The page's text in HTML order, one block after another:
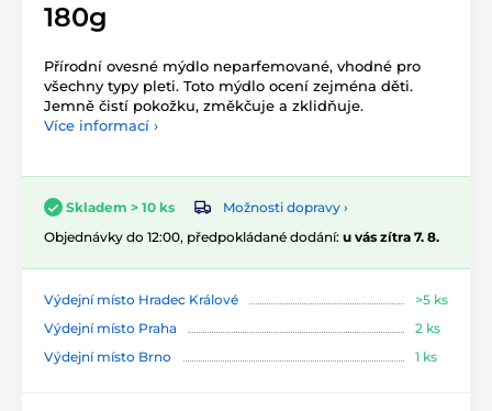
180g
Přírodní ovesné mýdlo neparfemované, vhodné pro
všechny typy pleti. Toto mýdlo ocení zejména děti.
Jemně čistí pokožku, změkčuje a zklidňuje.
Více informací ›
Skladem > 10 ks
Možnosti dopravy ›
Objednávky do 12:00, předpokládané dodání: u vás zítra 7. 8.
Výdejní místo Hradec Králové
>5 ks
Výdejní místo Praha
2 ks
Výdejní místo Brno
1 ks